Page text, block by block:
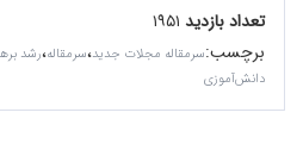
تعداد بازدید ۱۹۵۱
برچسب:سرمقاله مجلات جدید،سرمقاله،رشد
دانش‌آموزی